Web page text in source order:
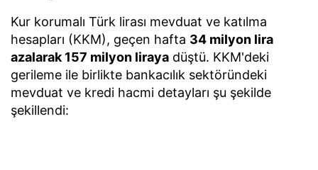
Kur korumalı Türk lirası mevduat ve katılma
hesapları (KKM), geçen hafta 34 milyon lira
azalarak 157 milyon liraya düştü. KKM'deki
gerileme ile birlikte bankacılık sektöründeki
mevduat ve kredi hacmi detayları şu şekilde
şekillendi: